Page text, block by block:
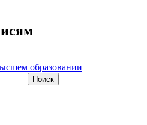
образовании